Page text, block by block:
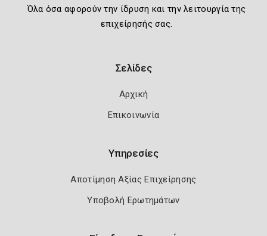
Όλα όσα αφορούν την ίδρυση και την λειτουργία της
επιχείρησής σας.
Σελίδες
Αρχική
Επικοινωνία
Υπηρεσίες
Αποτίμηση Αξίας Επιχείρησης
Υποβολή Ερωτημάτων